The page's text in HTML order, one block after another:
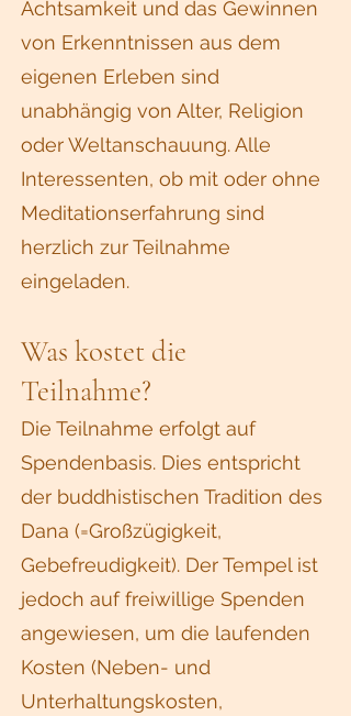
Achtsamkeit und das Gewinnen
von Erkenntnissen aus dem
eigenen Erleben sind
unabhängig von Alter, Religion
oder Weltanschauung. Alle
Interessenten, ob mit oder ohne
Meditationserfahrung sind
herzlich zur Teilnahme
eingeladen.
Was kostet die
Teilnahme?
Die Teilnahme erfolgt auf
Spendenbasis. Dies entspricht
der buddhistischen Tradition des
Dana (=Großzügigkeit,
Gebefreudigkeit). Der Tempel ist
jedoch auf freiwillige Spenden
angewiesen, um die laufenden
Kosten (Neben- und
Unterhaltungskosten,